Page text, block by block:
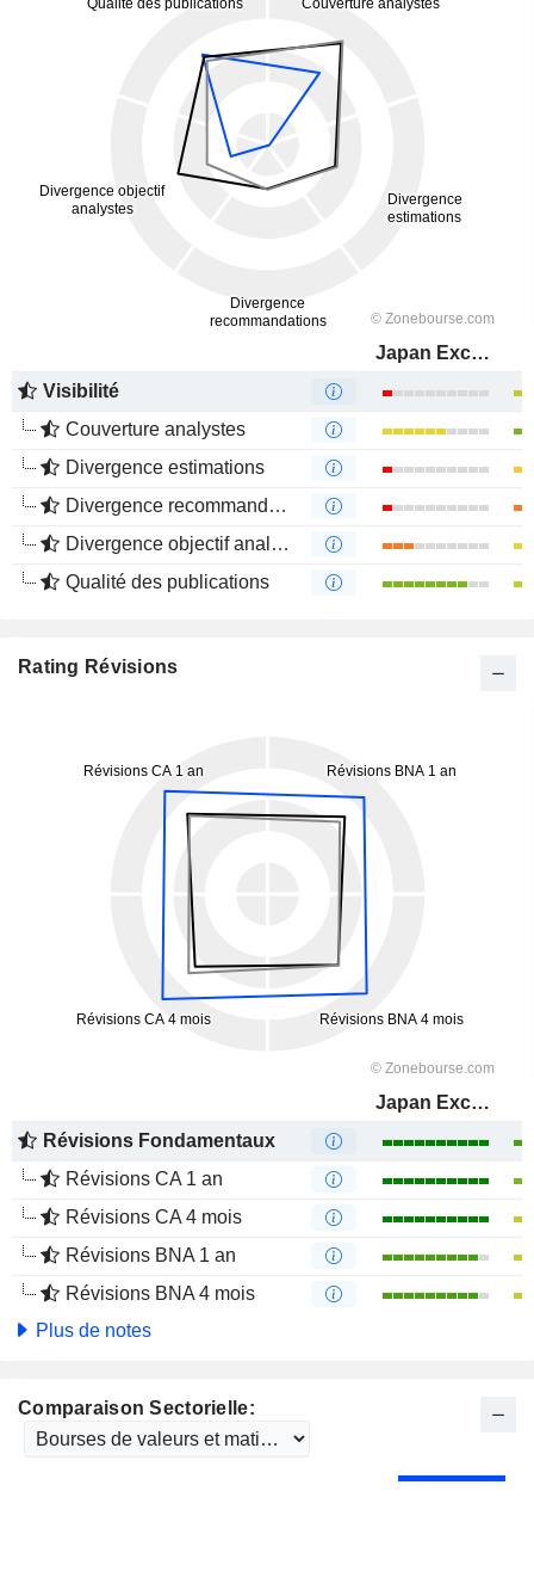
Japan Exchange Group, Inc.
Visibilité
Couverture analystes
Divergence estimations
Divergence recommandations analystes
Divergence objectif analystes
Qualité des publications
Rating Révisions
Japan Exchange Group, Inc.
Révisions Fondamentaux
Révisions CA 1 an
Révisions CA 4 mois
Révisions BNA 1 an
Révisions BNA 4 mois
Plus de notes
Comparaison Sectorielle: